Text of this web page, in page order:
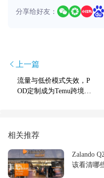
分享给好友：
上一篇
流量与低价模式失效，P
OD定制成为Temu跨境突
相关推荐
Zalando
该看清哪